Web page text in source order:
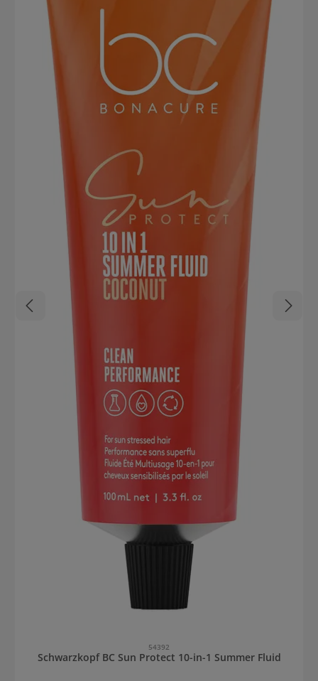
54392
Schwarzkopf BC Sun Protect 10-in-1 Summer Fluid